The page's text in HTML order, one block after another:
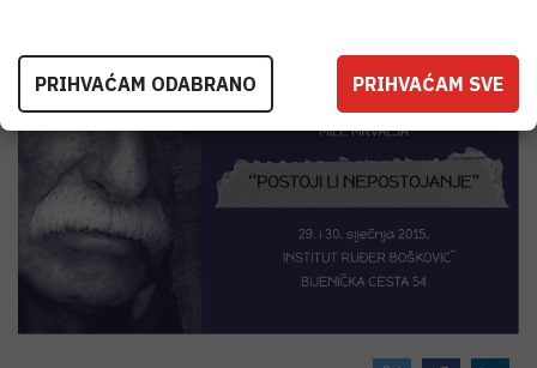
PRIHVAĆAM ODABRANO PRIHVAĆAM SVE